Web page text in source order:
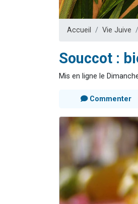
Accueil Vie Juive
Souccot :
Mis en ligne le
Commenter